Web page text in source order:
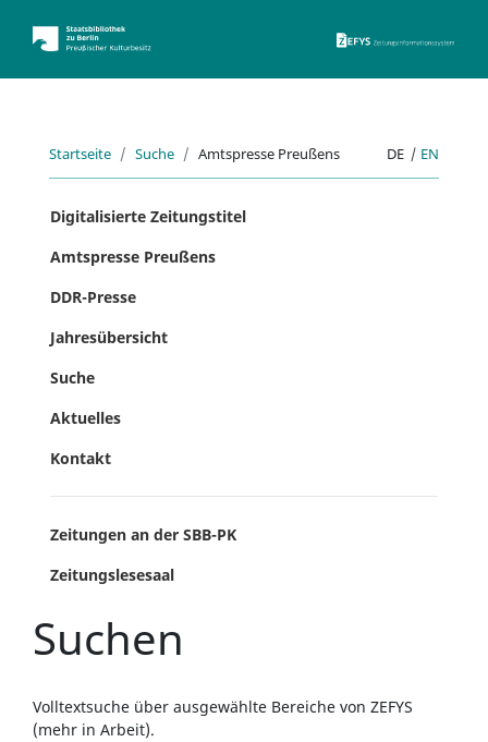
Startseite Suche Amtspresse Preußens DE | EN
Digitalisierte Zeitungstitel
Amtspresse Preußens
DDR-Presse
Jahresübersicht
Suche
Aktuelles
Kontakt
Zeitungen an der SBB-PK
Zeitungslesesaal
Suchen
Volltextsuche über ausgewählte Bereiche von ZEFYS
(mehr in Arbeit).